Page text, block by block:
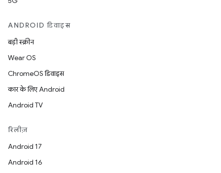
ANDROID डिवाइस
बड़ी स्क्रीन
Wear OS
ChromeOS डिवाइस
कार के लिए Android
Android TV
रिलीज़
Android 17
Android 16